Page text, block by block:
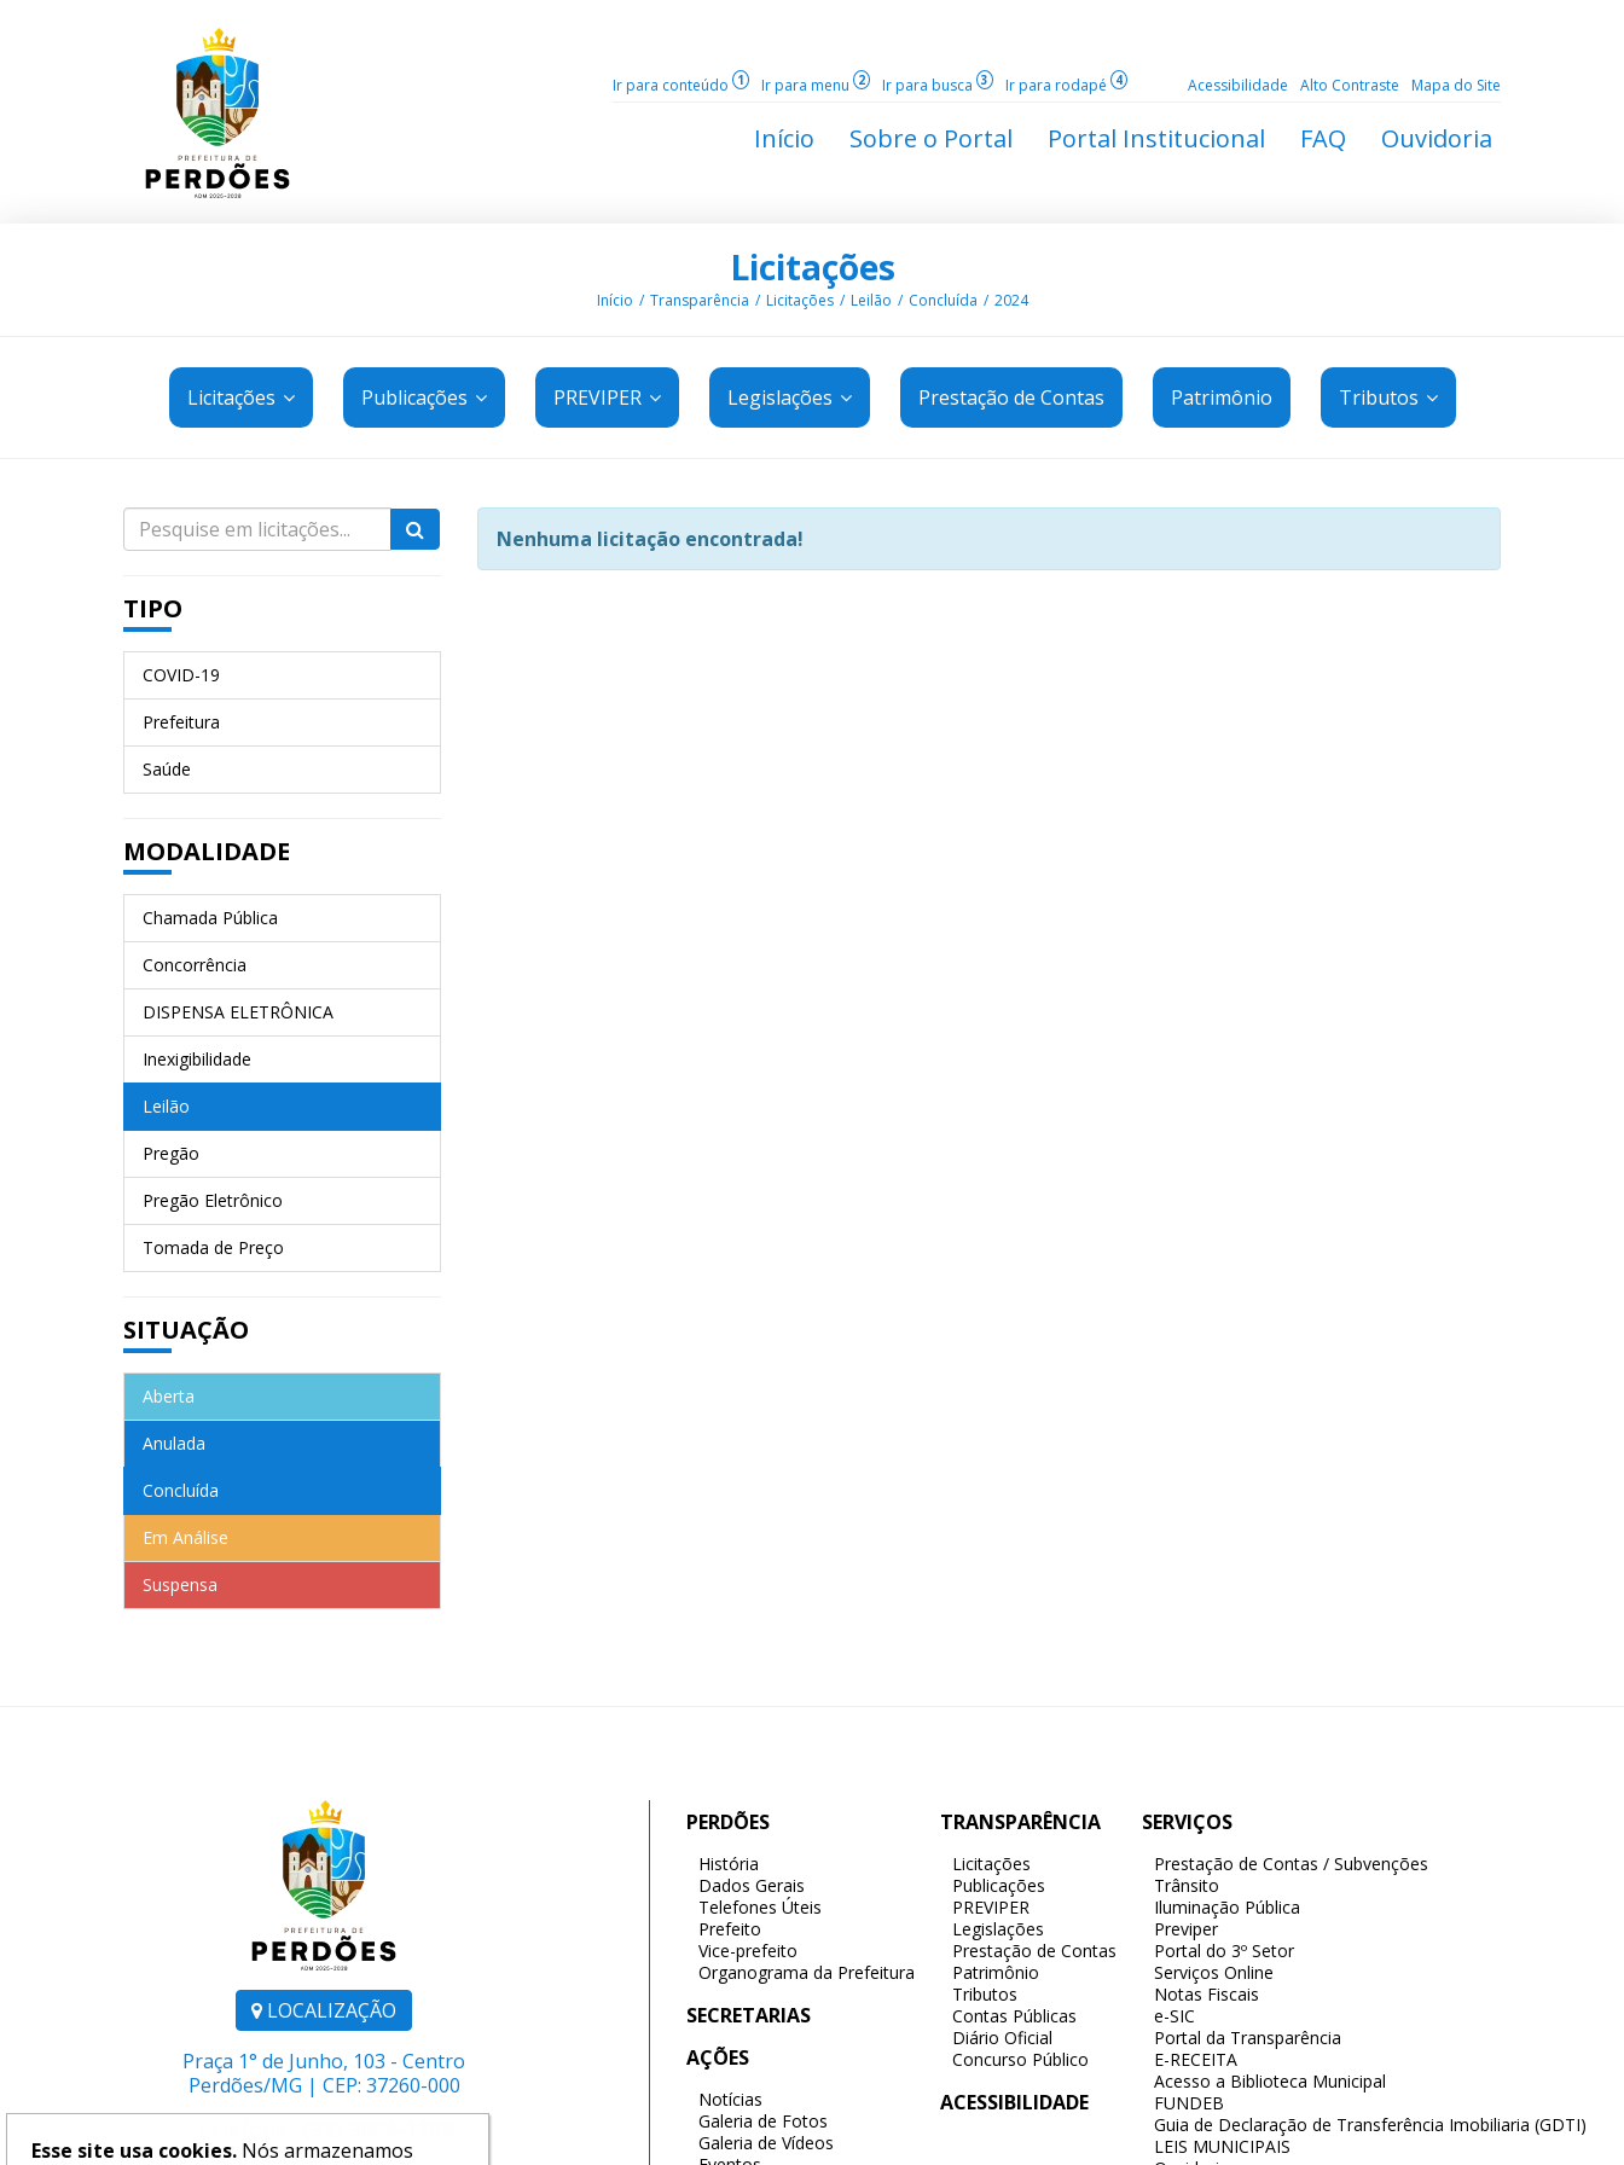
Ir para conteúdo 1 Ir para menu 2 Ir para busca 3 Ir para rodapé 4 Acessibilidade Alto Contraste Mapa do Site
Início Sobre o Portal Portal Institucional FAQ Ouvidoria
Licitações
Início Transparência Licitações Leilão Concluída 2024
Licitações Publicações PREVIPER Legislações Prestação de Contas Patrimônio Tributos
TIPO
COVID-19
Prefeitura
Saúde
MODALIDADE
Chamada Pública
Concorrência
DISPENSA ELETRÔNICA
Inexigibilidade
Leilão
Pregão
Pregão Eletrônico
Tomada de Preço
SITUAÇÃO
Aberta
Anulada
Concluída
Em Análise
Suspensa
Nenhuma licitação encontrada!
LOCALIZAÇÃO
Praça 1° de Junho, 103 - Centro
Perdões/MG | CEP: 37260-000
PERDÕES
História
Dados Gerais
Telefones Úteis
Prefeito
Vice-prefeito
Organograma da Prefeitura
SECRETARIAS
AÇÕES
Notícias
Galeria de Fotos
Galeria de Vídeos
TRANSPARÊNCIA
Licitações
Publicações
PREVIPER
Legislações
Prestação de Contas
Patrimônio
Tributos
Contas Públicas
Diário Oficial
Concurso Público
ACESSIBILIDADE
SERVIÇOS
Prestação de Contas / Subvenções
Trânsito
Iluminação Pública
Previper
Portal do 3º Setor
Serviços Online
Notas Fiscais
e-SIC
Portal da Transparência
E-RECEITA
Acesso a Biblioteca Municipal
FUNDEB
Guia de Declaração de Transferência Imobiliaria (GDTI)
LEIS MUNICIPAIS
Esse site usa cookies. Nós armazenamos